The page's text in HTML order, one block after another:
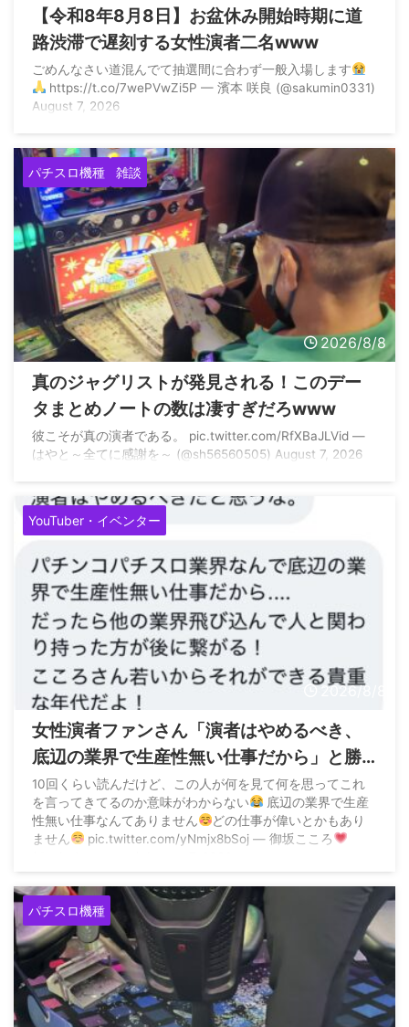
【令和8年8月8日】お盆休み開始時期に道
路渋滞で遅刻する女性演者二名www
ごめんなさい道混んでて抽選間に合わず一般入場します
https://t.co/7wePVwZi5P — 濱本 咲良 (@sakumin0331)
August 7, 2026
パチスロ機種 雑談
2026/8/8
真のジャグリストが発見される！このデー
タまとめノートの数は凄すぎだろwww
彼こそが真の演者である。 pic.twitter.com/RfXBaJLVid —
はやと～全てに感謝を～ (@sh56560505) August 7, 2026
YouTuber・イベンター
2026/8/8
女性演者ファンさん「演者はやめるべき、
底辺の業界で生産性無い仕事だから」と勝
手なアドバイス
10回くらい読んだけど、この人が何を見て何を思ってこれ
を言ってきてるのか意味がわからない
底辺の業界で生産
性無い仕事なんてありません
どの仕事が偉いとかもあり
ません
pic.twitter.com/yNmjx8bSoj — 御坂こころ
パチスロ機種